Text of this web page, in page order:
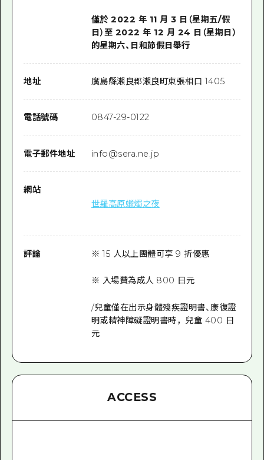
僅於 2022 年 11 月 3 日（星期五/假
日）至 2022 年 12 月 24 日（星期日）
的星期六、日和節假日舉行
地址 廣島縣瀨良郡瀨良町東張相口 1405
電話號碼 0847-29-0122
電子郵件地址 info@sera.ne.jp
網站
世羅高原蠟燭之夜
評論 ※ 15 人以上團體可享 9 折優惠
※ 入場費為成人 800 日元
/兒童僅在出示身體殘疾證明書、康復證
明或精神障礙證明書時，兒童 400 日
元
ACCESS